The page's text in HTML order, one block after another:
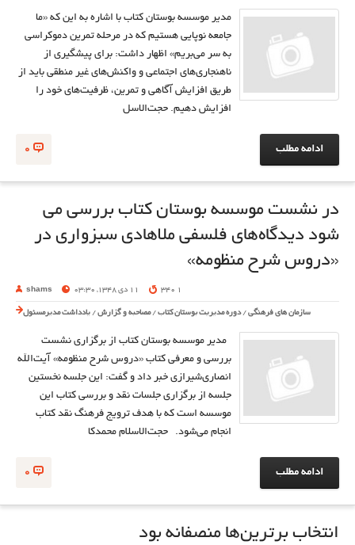
مدير موسسه بوستان كتاب با اشاره به اين كه «ما
جامعه نوپايي هستيم كه در مرحله تمرين دموكراسي
به سر مي‌بريم» اظهار داشت: براي پيشگيري از
ناهنجاري‌هاي اجتماعي و واكنش‌هاي غير منطقي بايد از
طريق افزايش آگاهي و تمرين، ظرفيت‌هاي خود را
افزايش دهيم. حجت‌الاسل
0 ادامه مطلب
در نشست موسسه بوستان كتاب بررسی می
شود ديدگاه‌هاي فلسفی ملاهادی سبزواری در
«دروس شرح منظومه»
shams 11 دی 1348, 03:30 1 340
سازمان های فرهنگی /دوره مدیریت بوستان کتاب /مصاحبه و گزارش / یادداشت مدیرمسئول
مدير موسسه بوستان كتاب از برگزاري نشست
بررسي و معرفي كتاب «دروس شرح منظومه» آيت‌الله
انصاري‌شيرازي خبر داد و گفت: اين جلسه نخستين
جلسه از برگزاري جلسات نقد و بررسي كتاب اين
موسسه است كه با هدف ترويج فرهنگ نقد كتاب
انجام مي‌شود. حجت‌الاسلام محمدكا
0 ادامه مطلب
انتخاب برترين‌ها منصفانه بود